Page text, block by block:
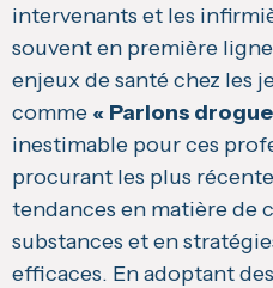
intervenants et les
souvent en première
enjeux de santé chez les
comme « Parlons
inestimable pour ces
procurant les plus
tendances en matière de
substances et en
efficaces. En adoptant